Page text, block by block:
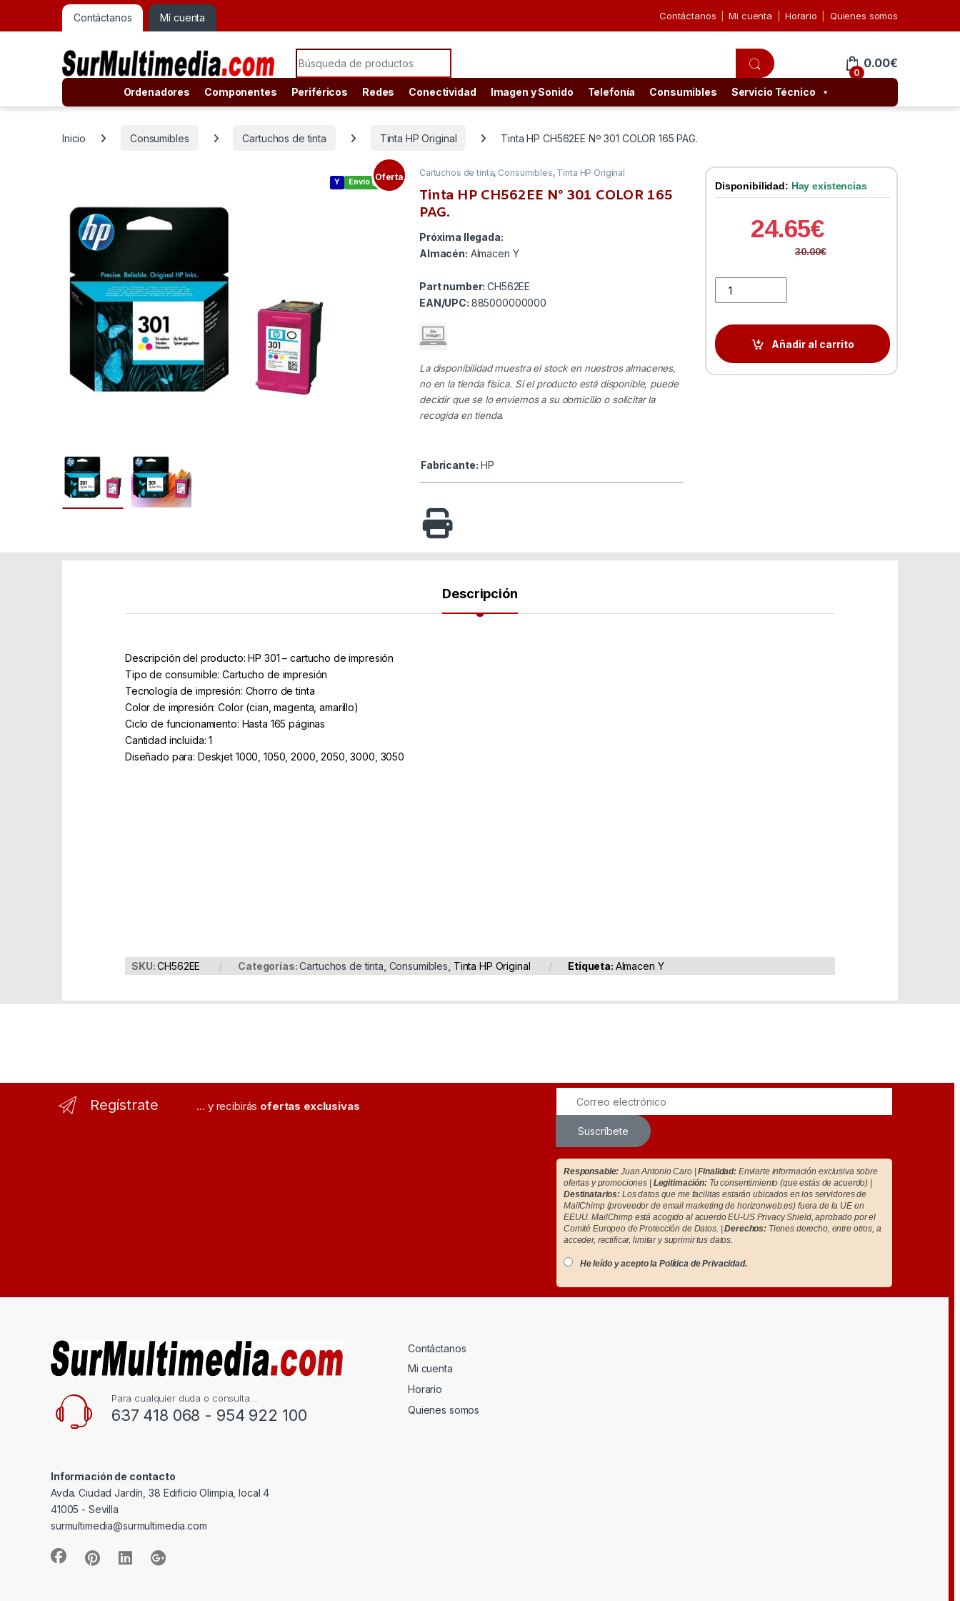
Contáctanos Mí cuenta Contáctanos Mi cuenta Horario Quienes somos
Search for:
0
0.00€
Ordenadores Componentes Periféricos Redes Conectividad Imagen y Sonido Telefonía Consumibles Servicio Técnico
Inicio Consumibles Cartuchos de tinta Tinta HP Original Tinta HP CH562EE Nº 301 COLOR 165 PAG.
Envío gratis
Y Oferta Cartuchos de tinta, Consumibles, Tinta HP Original
Tinta HP CH562EE Nº 301 COLOR 165
PAG.
Próxima llegada:
Almacén: Almacen Y
Part number:CH562EE
EAN/UPC: 885000000000
La disponibilidad muestra el stock en nuestros almacenes,
no en la tienda física. Si el producto está disponible, puede
decidir que se lo enviemos a su domicilio o solicitar la
recogida en tienda.
Fabricante: HP
Disponibilidad: Hay existencias
24.65€
30.00€
Añadir al carrito
Descripción
Descripción del producto: HP 301 – cartucho de impresión
Tipo de consumible: Cartucho de impresión
Tecnología de impresión: Chorro de tinta
Color de impresión: Color (cian, magenta, amarillo)
Ciclo de funcionamiento: Hasta 165 páginas
Cantidad incluida: 1
Diseñado para: Deskjet 1000, 1050, 2000, 2050, 3000, 3050
SKU:CH562EE Categorías:Cartuchos de tinta Consumibles Tinta HP Original Etiqueta: Almacen Y
Regístrate ... y recibirás ofertas exclusivas
Suscríbete
Responsable: Juan Antonio Caro |Finalidad: Enviarte información exclusiva sobre
ofertas y promociones | Legitimación:Tu consentimiento (que estás de acuerdo) |
Destinatarios: Los datos que me facilitas estarán ubicados en los servidores de
MailChimp (proveedor de email marketing de horizonweb.es) fuera de la UE en
EEUU. MailChimp está acogido al acuerdo EU-US Privacy Shield, aprobado por el
Comité Europeo de Protección de Datos. |Derechos: Tienes derecho, entre otros, a
acceder, rectificar, limitar y suprimir tus datos.
He leído y acepto la Política de Privacidad.
Para cualquier duda o consulta...
637 418 068 - 954 922 100
Información de contacto
Avda. Ciudad Jardín, 38 Edificio Olimpia, local 4
41005 - Sevilla
surmultimedia@surmultimedia.com
Contáctanos
Mi cuenta
Horario
Quienes somos